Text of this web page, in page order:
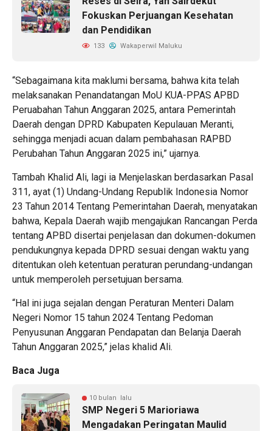
Fokuskan Perjuangan Kesehatan
dan Pendidikan
133 Wakaperwil Maluku
“Sebagaimana kita maklumi bersama, bahwa kita telah
melaksanakan Penandatangan MoU KUA-PPAS APBD
Peruabahan Tahun Anggaran 2025, antara Pemerintah
Daerah dengan DPRD Kabupaten Kepulauan Meranti,
sehingga menjadi acuan dalam pembahasan RAPBD
Perubahan Tahun Anggaran 2025 ini,” ujarnya.
Tambah Khalid Ali, lagi ia Menjelaskan berdasarkan Pasal
311, ayat (1) Undang-Undang Republik Indonesia Nomor
23 Tahun 2014 Tentang Pemerintahan Daerah, menyatakan
bahwa, Kepala Daerah wajib mengajukan Rancangan Perda
tentang APBD disertai penjelasan dan dokumen-dokumen
pendukungnya kepada DPRD sesuai dengan waktu yang
ditentukan oleh ketentuan peraturan perundang-undangan
untuk memperoleh persetujuan bersama.
“Hal ini juga sejalan dengan Peraturan Menteri Dalam
Negeri Nomor 15 tahun 2024 Tentang Pedoman
Penyusunan Anggaran Pendapatan dan Belanja Daerah
Tahun Anggaran 2025,” jelas khalid Ali.
Baca Juga
10 bulan lalu
SMP Negeri 5 Marioriawa
Mengadakan Peringatan Maulid